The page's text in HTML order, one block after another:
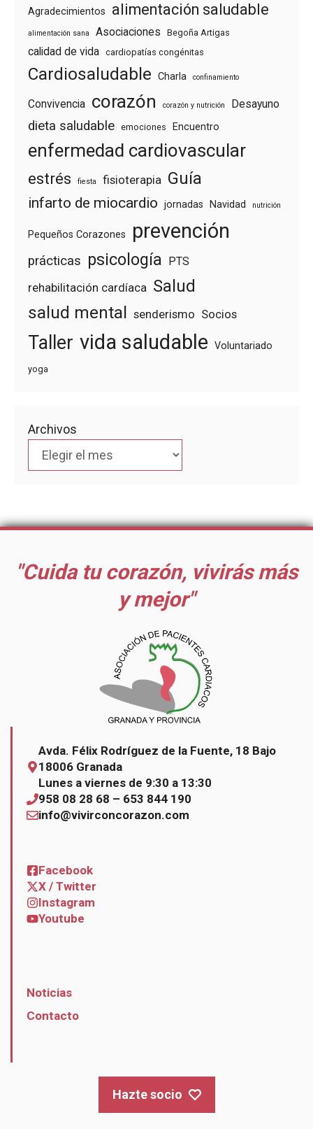
Agradecimientos alimentación saludable
alimentación sana Asociaciones Begoña Artigas
calidad de vida cardiopatías congénitas
Cardiosaludable Charla confinamiento
Convivencia corazón corazón y nutrición Desayuno
dieta saludable emociones Encuentro
enfermedad cardiovascular
estrés fiesta fisioterapia Guía
infarto de miocardio jornadas Navidad nutrición
Pequeños Corazones prevención
prácticas psicología PTS
rehabilitación cardíaca Salud
salud mental senderismo Socios
Taller vida saludable Voluntariado
yoga
Archivos
"Cuida tu corazón, vivirás más
y mejor"
Avda. Félix Rodríguez de la Fuente, 18 Bajo
18006 Granada
Lunes a viernes de 9:30 a 13:30
958 08 28 68 – 653 844 190
info@vivirconcorazon.com
Facebook
X / Twitter
Instagram
Youtube
Noticias
Contacto
Hazte socio